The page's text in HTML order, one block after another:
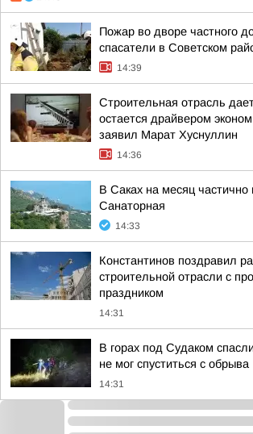
Пожар во дворе частного
спасатели в Советском
14:39
Строительная отрасль
остается драйвером
заявил Марат Хуснуллин
14:36
В Саках на месяц частично
Санаторная
14:33
Константинов поздравил
строительной отрасли с
праздником
14:31
В горах под Судаком
не мог спуститься с обрыва
14:31